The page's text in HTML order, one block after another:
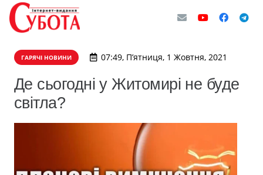
ГАРЯЧІ НОВИНИ 07:49, П’ятниця, 1 Жовтня, 2021
Де сьогодні у Житомирі не буде
світла?